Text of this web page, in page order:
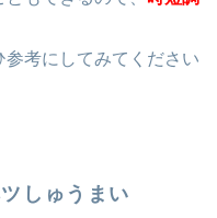
考にしてみてください
しゅうまい